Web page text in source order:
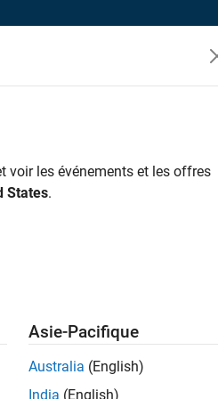
et architecture
à vos critères de
. Si malgré tout vous ne
pour vous tenir au courant
par lieu pour trouver
voir les événements et les offres
States.
Asie-Pacifique
Australia (English)
India (English)